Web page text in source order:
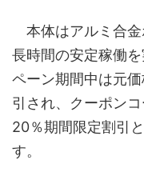
本体はアルミ合金
長時間の安定稼働
ペーン期間中は元
引され、クーポン
20％期間限定割引
す。